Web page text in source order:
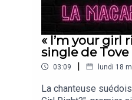
« I’m your girl
single de Tove
03:09 | lundi 18
La chanteuse